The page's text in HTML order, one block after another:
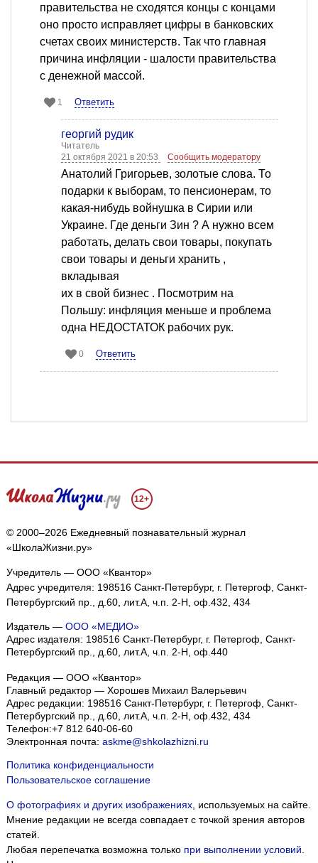
правительства не сходятся концы с концами
оно просто исправляет цифры в банковских
счетах своих министерств. Так что главная
причина инфляции - шалости правительства
с денежной массой.
1 Ответить
георгий рудик
Читатель
21 октября 2021 в 20:53
Сообщить модератору
Анатолий Григорьев, золотые слова. То
подарки к выборам, то пенсионерам, то
какая-нибудь войнушка в Сирии или
Украине. Где деньги Зин ? А нужно всем
работать, делать свои товары, покупать
свои товары и деньги хранить ,
вкладывая
их в свой бизнес . Посмотрим на
Польшу: инфляция меньше и проблема
одна НЕДОСТАТОК рабочих рук.
0 Ответить
12+
© 2000–2026 Ежедневный познавательный журнал
«ШколаЖизни.ру»
Учредитель — ООО «Квантор»
Адрес учредителя: 198516 Санкт-Петербург, г. Петергоф, Санкт-
Петербургский пр., д.60, лит.А, ч.п. 2-Н, оф.432, 434
Издатель — ООО «МЕДИО»
Адрес издателя: 198516 Санкт-Петербург, г. Петергоф, Санкт-
Петербургский пр., д.60, лит.А, ч.п. 2-Н, оф.440
Редакция — ООО «Квантор»
Главный редактор — Хорошев Михаил Валерьевич
Адрес редакции: 198516 Санкт-Петербург, г. Петергоф Санкт-
Петербургский пр., д.60, лит.А, ч.п. 2-Н, оф.432, 434
Телефон:+7 812 640-06-60
Электронная почта: askme@shkolazhizni.ru
Политика конфиденциальности
Пользовательское соглашение
О фотографиях и других изображениях, используемых на сайте.
Мнение редакции не всегда совпадает с точкой зрения авторов
статей.
Любая перепечатка возможна только при выполнении условий